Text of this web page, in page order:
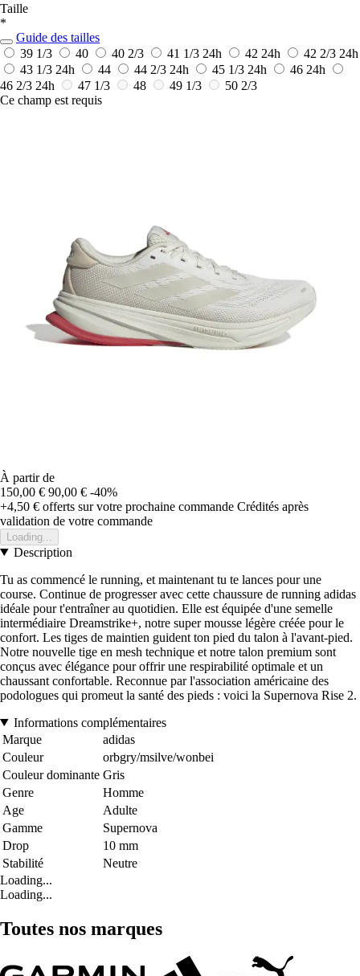
Taille
*
Guide des tailles
39 1/3
40 40 2/3 41 1/3 24h 42 24h 42 2/3 24h
43 1/3 24h 44 44 2/3 24h 45 1/3 24h 46 24h
46 2/3 24h 47 1/3 48 49 1/3
50 2/3
Ce champ est requis
À partir de
150,00 € 90,00 € -40%
+4,50 € offerts sur votre prochaine commande Crédités après
validation de votre commande
Loading...
Description
Tu as commencé le running, et maintenant tu te lances pour une
course. Continue de progresser avec cette chaussure de running adidas
idéale pour t'entraîner au quotidien. Elle est équipée d'une semelle
intermédiaire Dreamstrike+, notre super mousse légère créée pour le
confort. Les tiges de maintien guident ton pied du talon à l'avant-pied.
Notre nouvelle tige en mesh technique et notre talon premium sont
conçus avec élégance pour offrir une respirabilité optimale et un
chaussant confortable. Reconnue par l'association américaine des
podologues qui promeut la santé des pieds : voici la Supernova Rise 2.
Informations complémentaires
Marque
adidas
Couleur
orbgry/msilve/wonbei
Couleur dominante Gris
Genre
Homme
Age
Adulte
Gamme
Supernova
Drop
10 mm
Stabilité
Neutre
Loading...
Loading...
Toutes nos marques